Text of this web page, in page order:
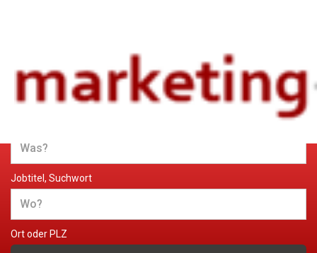
Jobs und Stellenangebote im
Marketing
Jobtitel, Suchwort
Ort oder PLZ